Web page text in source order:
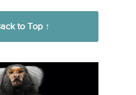
to Top ↑